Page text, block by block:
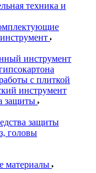
техника и
инструмент
с плиткой
инструмент
защиты
защиты
головы
материалы